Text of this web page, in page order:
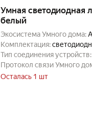
Умная светодиодная
белый
Экосистема Умного дома:
Комплектация:
Тип соединения устройств:
Протокол связи Умного
Осталась 1 шт